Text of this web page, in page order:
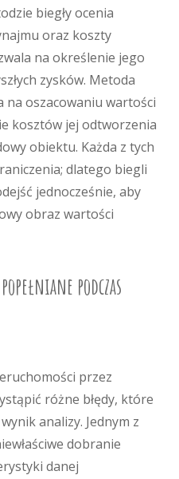
biegły ocenia
oraz koszty
na określenie jego
zysków. Metoda
oszacowaniu wartości
kosztów jej odtworzenia
obiektu. Każda z tych
dlatego biegli
jednocześnie, aby
obraz wartości
podczas
przez
różne błędy, które
analizy. Jednym z
dobranie
danej